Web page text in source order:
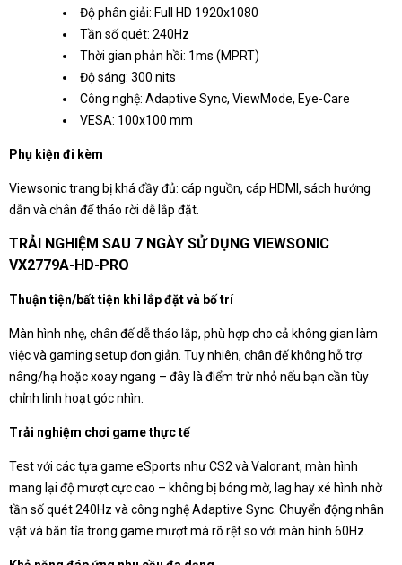
Độ phân giải: Full HD 1920x1080
Tần số quét: 240Hz
Thời gian phản hồi: 1ms (MPRT)
Độ sáng: 300 nits
Công nghệ: Adaptive Sync, ViewMode, Eye-Care
VESA: 100x100 mm
Phụ kiện đi kèm
Viewsonic trang bị khá đầy đủ: cáp nguồn, cáp HDMI, sách hướng
dẫn và chân đế tháo rời dễ lắp đặt.
TRẢI NGHIỆM SAU 7 NGÀY SỬ DỤNG VIEWSONIC
VX2779A-HD-PRO
Thuận tiện/bất tiện khi lắp đặt và bố trí
Màn hình nhẹ, chân đế dễ tháo lắp, phù hợp cho cả không gian làm
việc và gaming setup đơn giản. Tuy nhiên, chân đế không hỗ trợ
nâng/hạ hoặc xoay ngang – đây là điểm trừ nhỏ nếu bạn cần tùy
chỉnh linh hoạt góc nhìn.
Trải nghiệm chơi game thực tế
Test với các tựa game eSports như CS2 và Valorant, màn hình
mang lại độ mượt cực cao – không bị bóng mờ, lag hay xé hình nhờ
tần số quét 240Hz và công nghệ Adaptive Sync. Chuyển động nhân
vật và bắn tỉa trong game mượt mà rõ rệt so với màn hình 60Hz.